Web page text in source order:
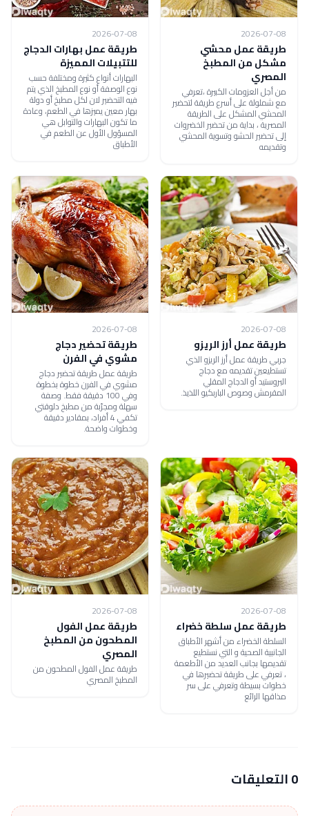
2026-07-08
طريقة عمل محشي
مشكل من المطبخ
المصري
من أجل العزومات الكبيرة ،تعرفي
مع شملولة على أسرع طريقة لتحضير
المحشي المشكل على الطريقة
المصرية ، بداية من تحضير الخضروات
إلى تحضير الحشو وتسوية المحشي
وتقديمه
2026-07-08
طريقة عمل بهارات الدجاج
للتتبيلات المميزة
البهارات أنواع كثيرة ومختلفة حسب
نوع الوصفة أو نوع المطبخ الذي يتم
فيه التحضير لان لكل مطبخ أو دولة
بهار معين يميزها في الطعم، وعادة
ما تكون البهارات والتوابل هي
المسؤول الأول عن الطعم في
الأطباق
2026-07-08
طريقة عمل أرز الريزو
جربي طريقة عمل أرز الريزو الذي
تستطيعين تقديمه مع دجاج
البروستيد أو الدجاج المقلي
المقرمش وصوص الباربكيو اللذيذ.
2026-07-08
طريقة تحضير دجاج
مشوي في الفرن
طريقة عمل طريقة تحضير دجاج
مشوي في الفرن خطوة بخطوة
وفي 100 دقيقة فقط. وصفة
سهلة ومجرّبة من مطبخ دلوقتي
تكفي 4 أفراد، بمقادير دقيقة
وخطوات واضحة.
2026-07-08
طريقة عمل سلطة خضراء
السلطة الخضراء من أشهر الأطباق
الجانبية الصحية و التي نستطيع
تقديمها بجانب العديد من الأطعمة
، تعرفي على طريقة تحضيرها في
خطوات بسيطة وتعرفي على سر
مذاقها الرائع
2026-07-08
طريقة عمل الفول
المطحون من المطبخ
المصري
طريقة عمل الفول المطحون من
المطبخ المصري
0 التعليقات